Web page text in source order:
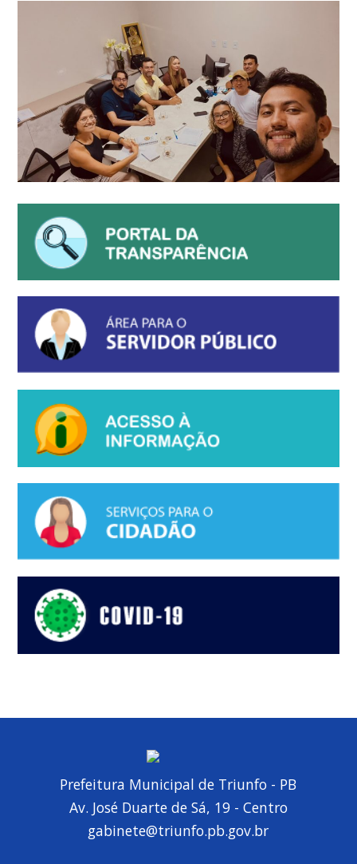
Prefeitura Municipal de Triunfo - PB
Av. José Duarte de Sá, 19 - Centro
gabinete@triunfo.pb.gov.br